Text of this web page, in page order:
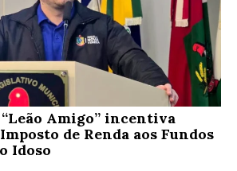
Amigo” incentiva
de Renda aos Fundos
Idoso